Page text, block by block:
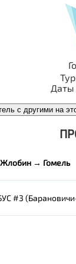
Даты
с другими на
→ Гомель
#3